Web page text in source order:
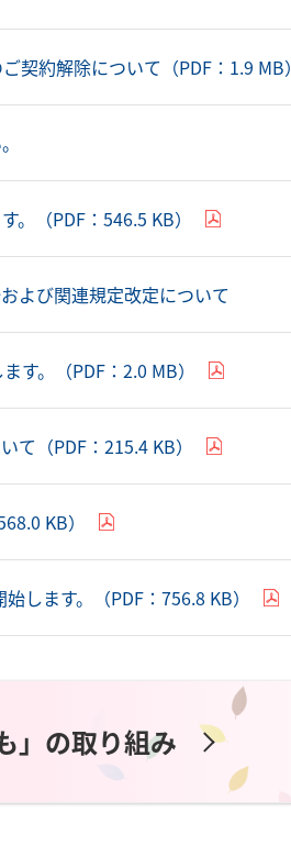
契約解除について（PDF：1.9 MB）
（PDF：546.5 KB）
よび関連規定改定について
す。（PDF：2.0 MB）
（PDF：215.4 KB）
KB）
します。（PDF：756.8 KB）
」の取り組み